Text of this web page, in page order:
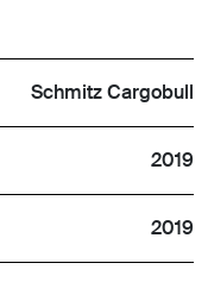
Schmitz Cargobull
2019
2019